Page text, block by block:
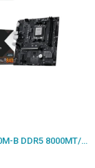
MSI PRO B840M-B DDR5 8000MT/S 1XHDMI 2XM.2 USB-C MATX AM5 (AMD AM5 9000/8000/7000 SERİLERİ İLE UYUMLU)